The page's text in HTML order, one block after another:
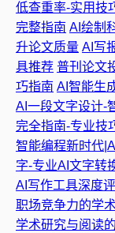
低查重率-实用技
完整指南 AI绘制
升论文质量 AI写
具推荐 普刊论文
巧指南 AI智能生
AI一段文字设计-
完全指南-专业技
智能编程新时代
字-专业AI文字转
AI写作工具深度
职场竞争力的学
学术研究与阅读